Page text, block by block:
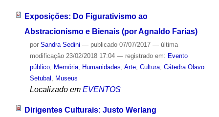
Exposições: Do Figurativismo ao
Abstracionismo e Bienais (por Agnaldo Farias)
por Sandra Sedini — publicado07/07/2017 — última
modificação23/02/2018 17:04 — registrado em: Evento
público, Memória, Humanidades Arte, Cultura, Cátedra Olavo
Setubal
Museus
Localizado em EVENTOS
Dirigentes Culturais: Justo Werlang